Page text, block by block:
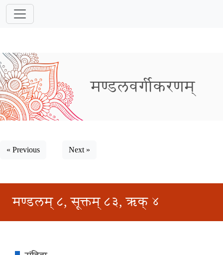
मण्डलवर्गीकरणम्
« Previous Next »
मण्डलम् ८, सूक्तम् ८३, ऋक् ४